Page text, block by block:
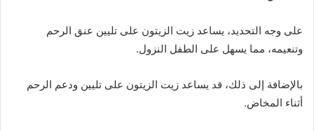
على وجه التحديد، يساعد زيت الزيتون على تليين عنق الرحم
وتنعيمه، مما يسهل على الطفل النزول.
بالإضافة إلى ذلك، قد يساعد زيت الزيتون على تليين ودعم الرحم
أثناء المخاض.